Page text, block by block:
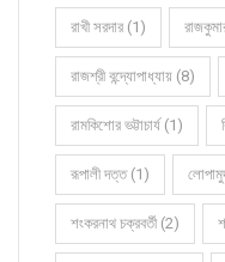
রাখী সরদার (1)
রাজশ্রী বন্দ্যোপাধ্যায় (8)
রামকিশোর ভট্টাচার্য (1)
রূপালী দত্ত (1)
শংকরনাথ চক্রবর্তী (2)